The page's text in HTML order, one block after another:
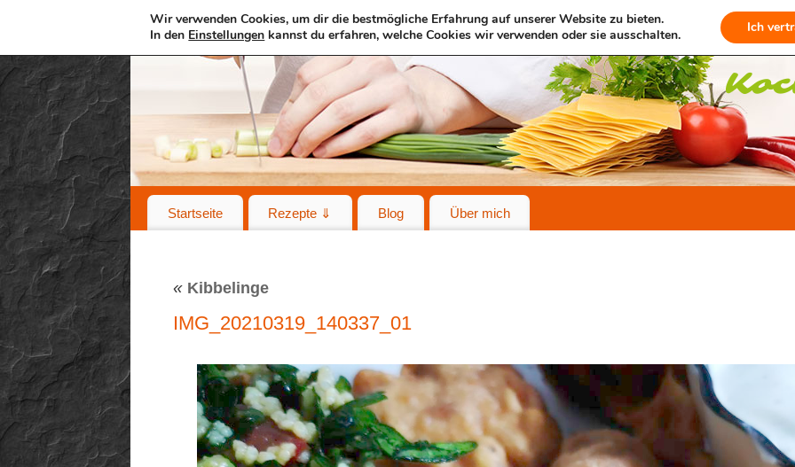
Startseite Rezepte ⇓ Blog Über mich
« Kibbelinge
IMG_20210319_140337_01
Wir verwenden Cookies, um dir die bestmögliche Erfahrung auf unserer Website zu bieten.
In den Einstellungen kannst du erfahren, welche Cookies wir verwenden oder sie ausschalten. Ich